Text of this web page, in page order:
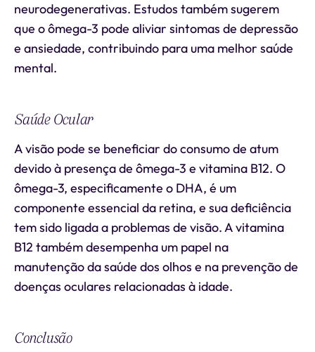
neurodegenerativas. Estudos também sugerem
que o ômega-3 pode aliviar sintomas de depressão
e ansiedade, contribuindo para uma melhor saúde
mental.
Saúde Ocular
A visão pode se beneficiar do consumo de atum
devido à presença de ômega-3 e vitamina B12. O
ômega-3, especificamente o DHA, é um
componente essencial da retina, e sua deficiência
tem sido ligada a problemas de visão. A vitamina
B12 também desempenha um papel na
manutenção da saúde dos olhos e na prevenção de
doenças oculares relacionadas à idade.
Conclusão